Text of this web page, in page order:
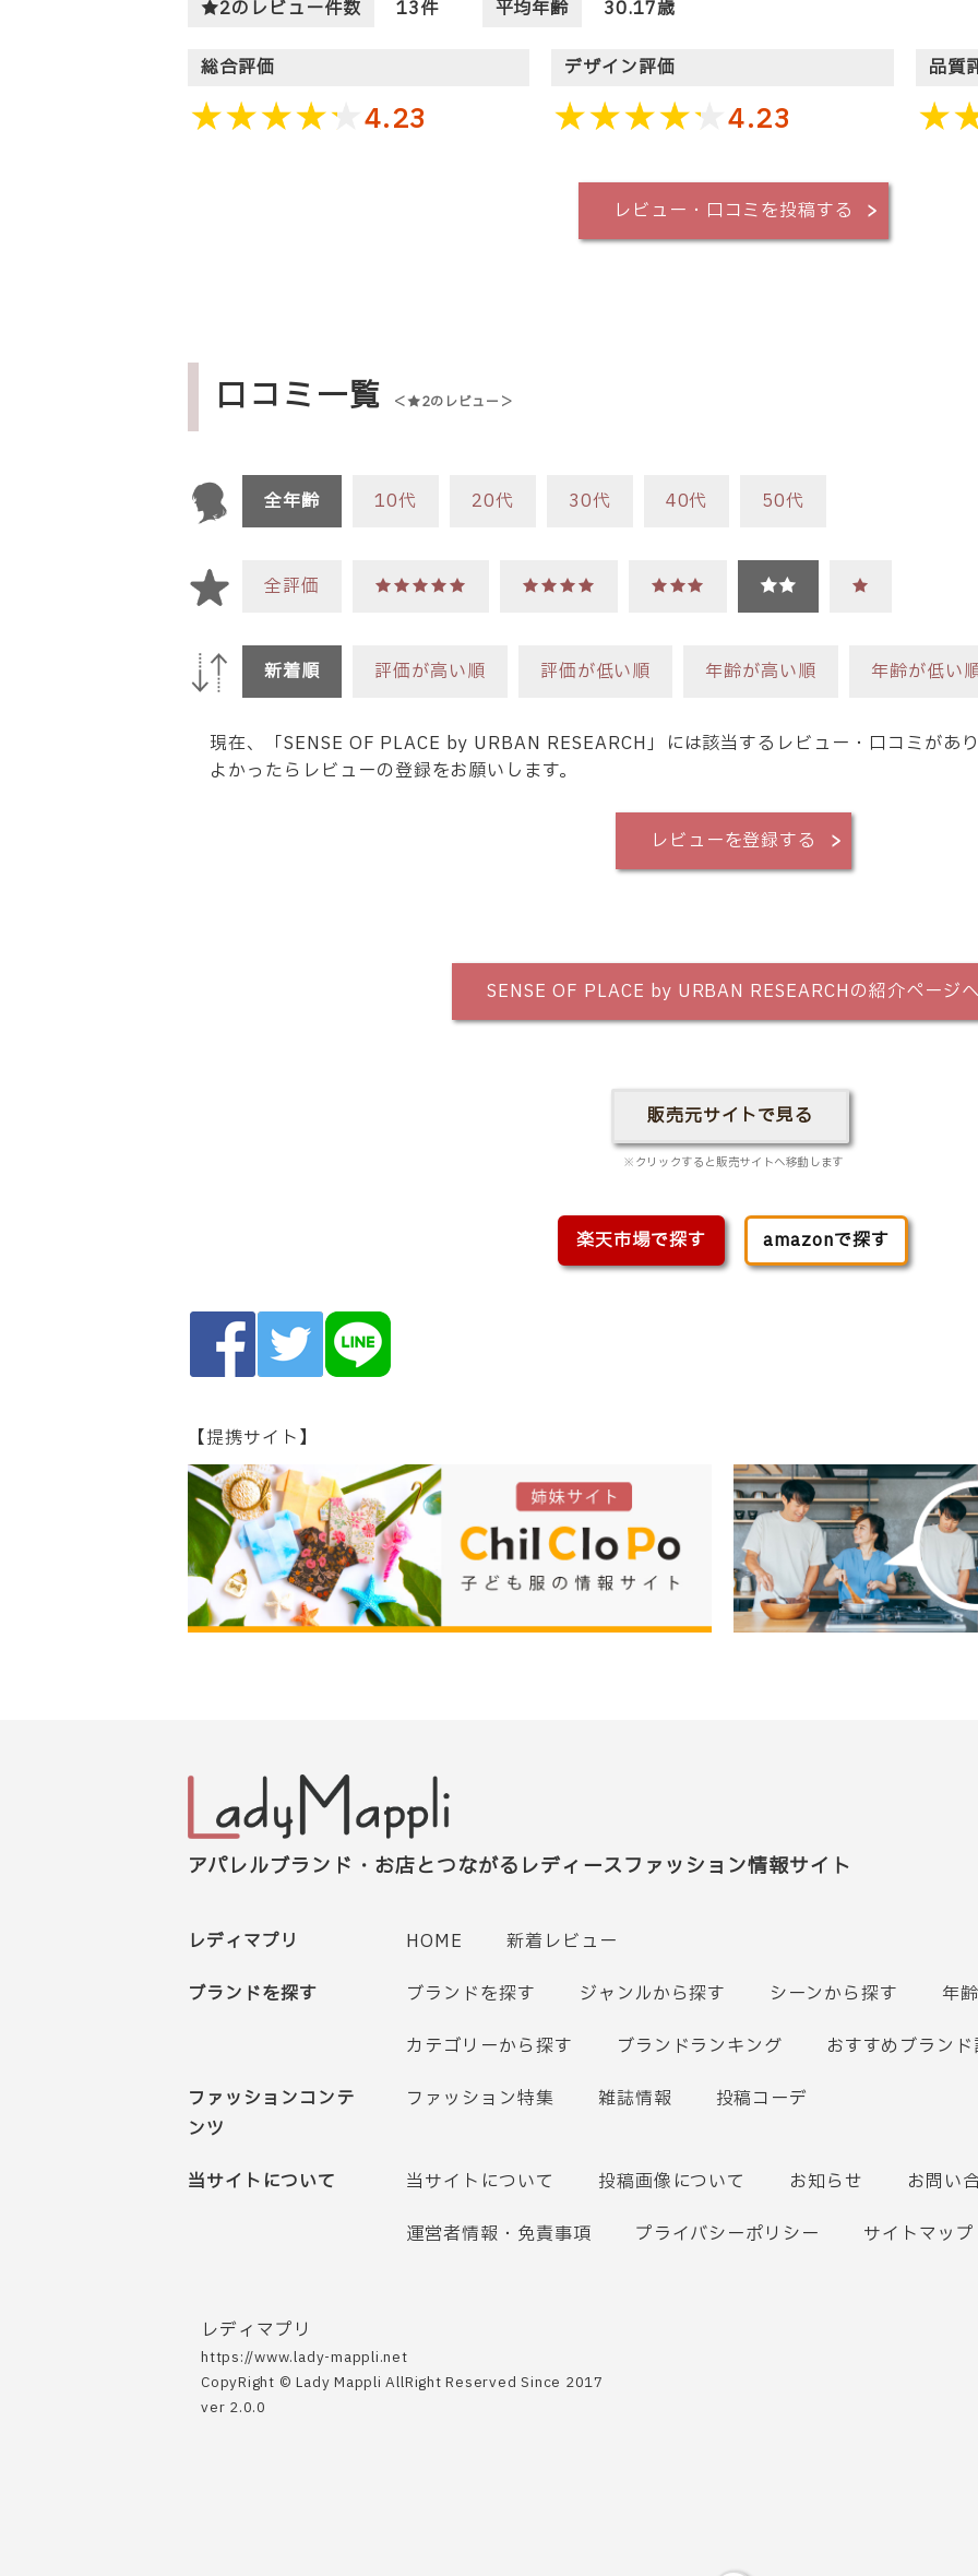
★2のレビュー件数 13件 平均年齢 30.17歳
総合評価
4.23
デザイン評価
4.23
品質
レビュー・口コミを投稿する
口コミ一覧 ＜★2のレビュー＞
全年齢 10代 20代 30代 40代 50代
全評価 ★★★★★ ★★★★ ★★★ ★★ ★
新着順 評価が高い順 評価が低い順 年齢が高い順 年齢が低い
現在、「SENSE OF PLACE by URBAN RESEARCH」には該当するレビュー・口コミがあり
よかったらレビューの登録をお願いします。
レビューを登録する
SENSE OF PLACE by URBAN RESEARCHの紹介ページへ
販売元サイトで見る
※クリックすると販売サイトへ移動します
楽天市場で探す amazonで探す
【提携サイト】
アパレルブランド・お店とつながるレディースファッション情報サイト
レディマプリ HOME
新着レビュー
ブランドを探す
ブランドを探す ジャンルから探す シーンから探す
年
カテゴリーから探す
ブランドランキング
おすすめブラン
ファッションコンテ
ンツ
ファッション特集 雑誌情報 投稿コーデ
当サイトについて 当サイトについて 投稿画像について お知らせ お問い
運営者情報・免責事項
プライバシーポリシー サイトマップ
レディマプリ
https://www.lady-mappli.net
CopyRight © Lady Mappli AllRight Reserved Since 2017
ver 2.0.0